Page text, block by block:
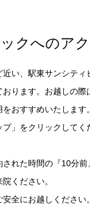
クへのア
近い、駅東サンシティ
おります。お越しの際
をおすすめいたします
プ」をクリックしてく
された時間の『10分前
ください。
全にお越しください。